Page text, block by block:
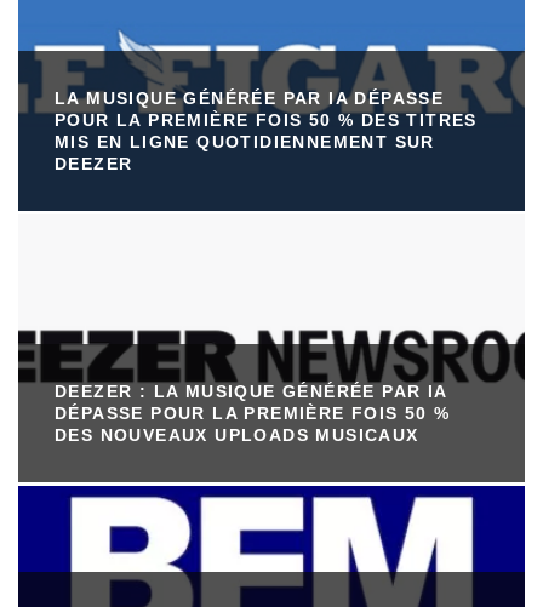
LA MUSIQUE GÉNÉRÉE PAR IA DÉPASSE
POUR LA PREMIÈRE FOIS 50 % DES TITRES
MIS EN LIGNE QUOTIDIENNEMENT SUR
DEEZER
DEEZER : LA MUSIQUE GÉNÉRÉE PAR IA
DÉPASSE POUR LA PREMIÈRE FOIS 50 %
DES NOUVEAUX UPLOADS MUSICAUX